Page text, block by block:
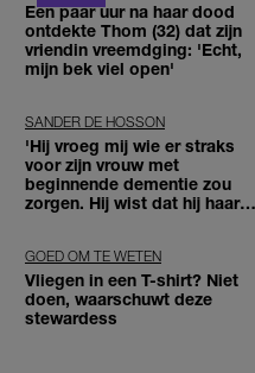
Een paar uur na haar dood
ontdekte Thom (32) dat zijn
vriendin vreemdging: 'Echt,
mijn bek viel open'
SANDER DE HOSSON
'Hij vroeg mij wie er straks
voor zijn vrouw met
beginnende dementie zou
zorgen. Hij wist dat hij haar
GOED OM TE WETEN
Vliegen in een T-shirt? Niet
doen, waarschuwt deze
stewardess